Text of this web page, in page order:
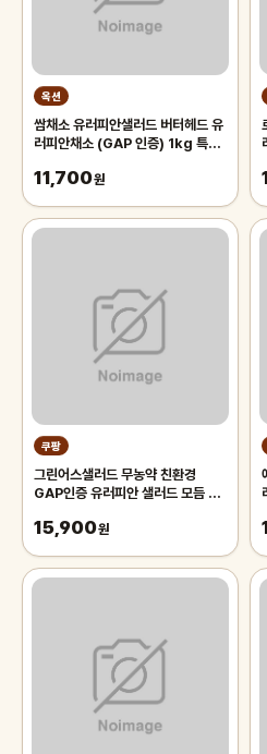
옥션
쌈채소 유러피안샐러드 버터헤드 유
러피안채소 (GAP 인증) 1kg 특가
11,700원
쿠팡
그린어스샐러드 무농약 친환경
GAP인증 유러피안 샐러드 모듬 4
15,900원